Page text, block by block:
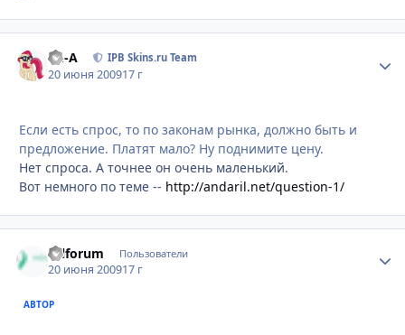
Ph-A IPB Skins.ru Team
20 июня 200917 г
Если есть спрос, то по законам рынка, должно быть и
предложение. Платят мало? Ну поднимите цену.
Нет спроса. А точнее он очень маленький.
Вот немного по теме -- http://andaril.net/question-1/
Oilforum Пользователи
20 июня 200917 г
АВТОР